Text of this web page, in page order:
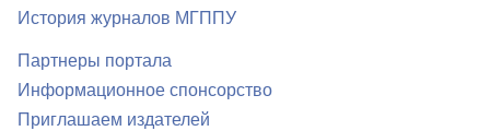
История журналов МГППУ
Партнеры портала
Информационное спонсорство
Приглашаем издателей